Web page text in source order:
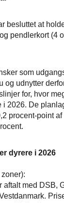
besluttet at
pendlerkort (4
som
og udnytter
for, hvor
i 2026. De
procent-point af
dyrere i 2026
aftalt med DSB,